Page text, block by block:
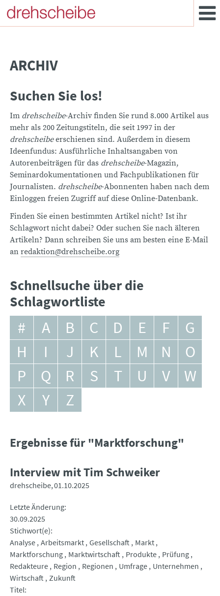
ARCHIV
Suchen Sie los!
Im drehscheibe-Archiv finden Sie rund 8.000 Artikel aus
mehr als 200 Zeitungstiteln, die seit 1997 in der
drehscheibeerschienen sind. Außerdem in diesem
Ideenfundus: Ausführliche Inhaltsangaben von
Autorenbeiträgen für das drehscheibe-Magazin,
Seminardokumentationen und Fachpublikationen für
Journalisten. drehscheibe-Abonnenten haben nach dem
Einloggen freien Zugriff auf diese Online-Datenbank.
Finden Sie einen bestimmten Artikel nicht? Ist ihr
Schlagwort nicht dabei? Oder suchen Sie nach älteren
Artikeln? Dann schreiben Sie uns am besten eine E-Mail
an redaktion@drehscheibe.org
Schnellsuche über die
Schlagwortliste
# A B C D E F
G
H
I J K L M N
O
P
Q R S T U V
W
X
Y Z
Ergebnisse für "Marktforschung"
Interview mit Tim Schweiker
drehscheibe 01.10.2025
Letzte Änderung
30.09.2025
Stichwort(e)
Analyse Arbeitsmarkt Gesellschaft Markt
Marktforschung Marktwirtschaft Produkte Prüfung
Redakteure Region Regionen Umfrage Unternehmen
Wirtschaft Zukunft
Titel